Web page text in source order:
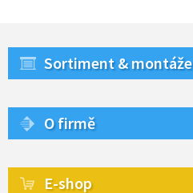
Sortiment & montáže
O firmě
E-shop